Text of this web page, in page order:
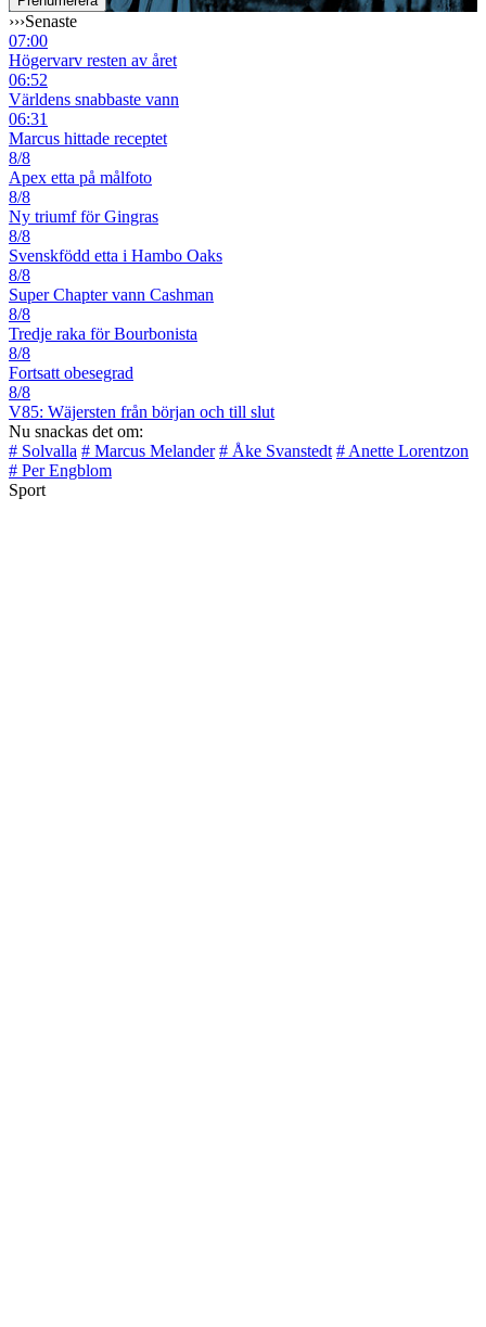
›››Senaste
07:00
Högervarv resten av året
06:52
Världens snabbaste vann
06:31
Marcus hittade receptet
8/8
Apex etta på målfoto
8/8
Ny triumf för Gingras
8/8
Svenskfödd etta i Hambo Oaks
8/8
Super Chapter vann Cashman
8/8
Tredje raka för Bourbonista
8/8
Fortsatt obesegrad
8/8
V85: Wäjersten från början och till slut
Nu snackas det om:
# Solvalla # Marcus Melander # Åke Svanstedt # Anette Lorentzon
# Per Engblom
Sport